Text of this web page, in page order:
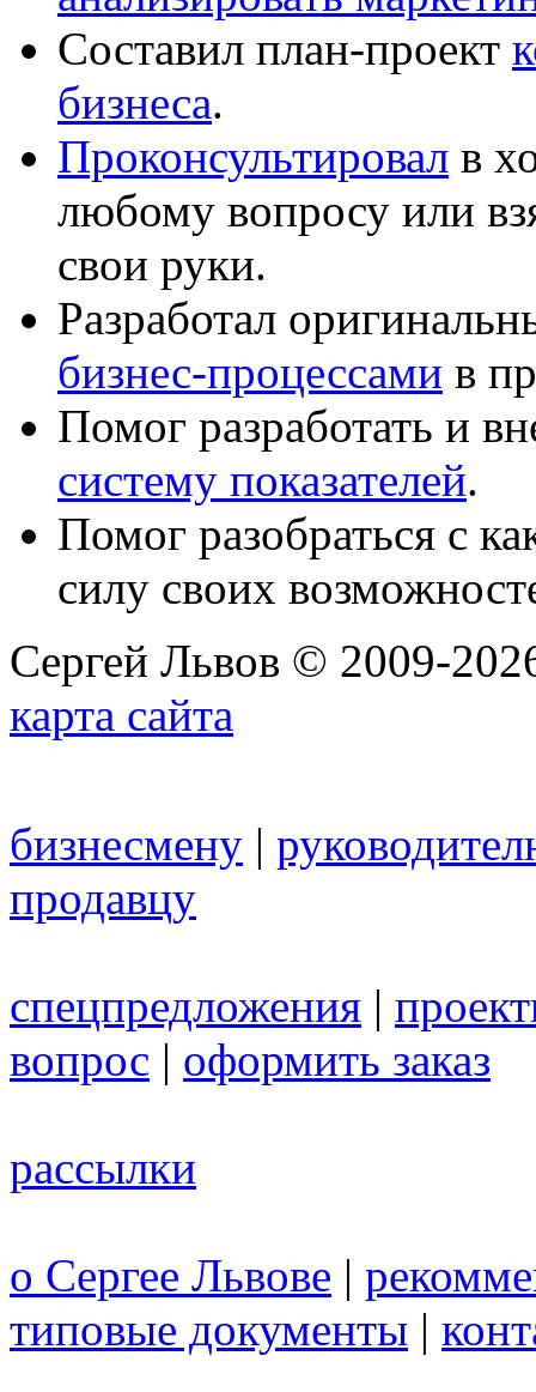
Составил план-проект
бизнеса.
Проконсультировал в
любому вопросу или
свои руки.
Разработал
бизнес-процессами в
Помог разработать и
систему показателей.
Помог разобраться с
силу своих
Сергей Львов © 2009-
карта сайта
бизнесмену |
продавцу
спецпредложения |
вопрос | оформить заказ
рассылки
о Сергее Львове |
типовые документы |